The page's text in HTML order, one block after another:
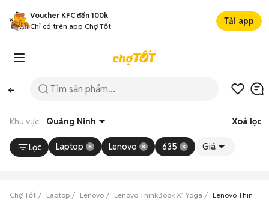
Voucher KFC đến 100k
Chỉ có trên app Chợ Tốt
Tải app
Khu vực: Quảng Ninh Xoá lọc
Lọc Laptop Lenovo 635 Giá
Chợ Tốt Laptop Lenovo Lenovo ThinkBook X1 Yoga Lenovo